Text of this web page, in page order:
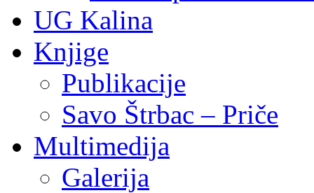
UG Kalina
Knjige
Publikacije
Savo Štrbac – Priče
Multimedija
Galerija